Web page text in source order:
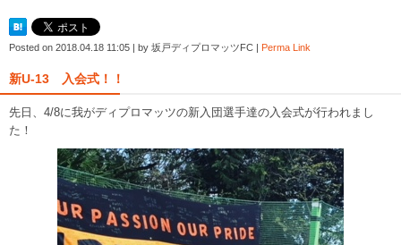
Posted on 2018.04.18 11:05 | by 坂戸ディプロマッツFC | Perma Link
新U-13 入会式！！
先日、4/8に我がディプロマッツの新入団選手達の入会式が行われまし
た！